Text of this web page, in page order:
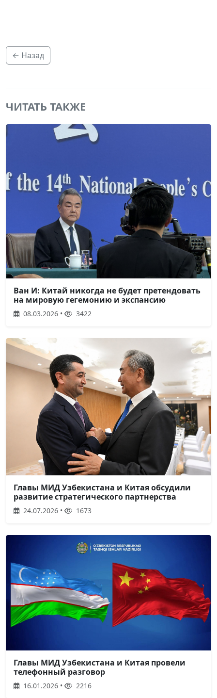
← Назад
ЧИТАТЬ ТАКЖЕ
Ван И: Китай никогда не будет претендовать
на мировую гегемонию и экспансию
08.03.2026 • 3422
Главы МИД Узбекистана и Китая обсудили
развитие стратегического партнерства
24.07.2026 • 1673
Главы МИД Узбекистана и Китая провели
телефонный разговор
16.01.2026 • 2216